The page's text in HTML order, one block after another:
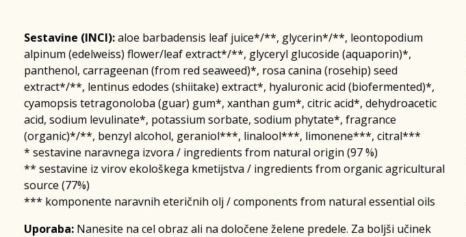
Sestavine (INCI):aloe barbadensis leaf juice*/**, glycerin*/**, leontopodium
alpinum (edelweiss) flower/leaf extract*/**, glyceryl glucoside (aquaporin)*,
panthenol, carrageenan (from red seaweed)*, rosa canina (rosehip) seed
extract*/**, lentinus edodes (shiitake) extract*, hyaluronic acid (biofermented)*,
cyamopsis tetragonoloba (guar) gum*, xanthan gum*, citric acid*, dehydroacetic
acid, sodium levulinate*, potassium sorbate, sodium phytate*, fragrance
(organic)*/**, benzyl alcohol, geraniol***, linalool***, limonene***, citral***
* sestavine naravnega izvora / ingredients from natural origin (97 %)
** sestavine iz virov ekološkega kmetijstva / ingredients from organic agricultural
source (77%)
*** komponente naravnih eteričnih olj / components from natural essential oils
Uporaba: Nanesite na cel obraz ali na določene želene predele. Za boljši učinek